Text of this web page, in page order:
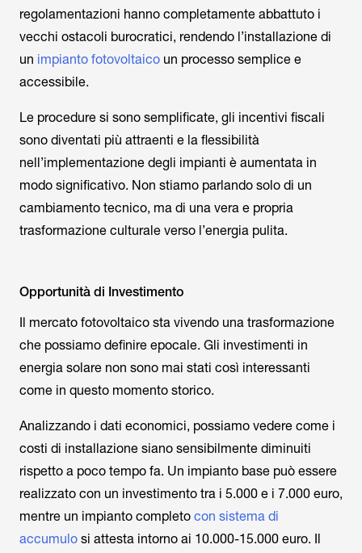
regolamentazioni hanno completamente abbattuto i
vecchi ostacoli burocratici, rendendo l’installazione di
un impianto fotovoltaico un processo semplice e
accessibile.
Le procedure si sono semplificate, gli incentivi fiscali
sono diventati più attraenti e la flessibilità
nell’implementazione degli impianti è aumentata in
modo significativo. Non stiamo parlando solo di un
cambiamento tecnico, ma di una vera e propria
trasformazione culturale verso l’energia pulita.
Opportunità di Investimento
Il mercato fotovoltaico sta vivendo una trasformazione
che possiamo definire epocale. Gli investimenti in
energia solare non sono mai stati così interessanti
come in questo momento storico.
Analizzando i dati economici, possiamo vedere come i
costi di installazione siano sensibilmente diminuiti
rispetto a poco tempo fa. Un impianto base può essere
realizzato con un investimento tra i 5.000 e i 7.000 euro,
mentre un impianto completo con sistema di
accumulo si attesta intorno ai 10.000-15.000 euro. Il